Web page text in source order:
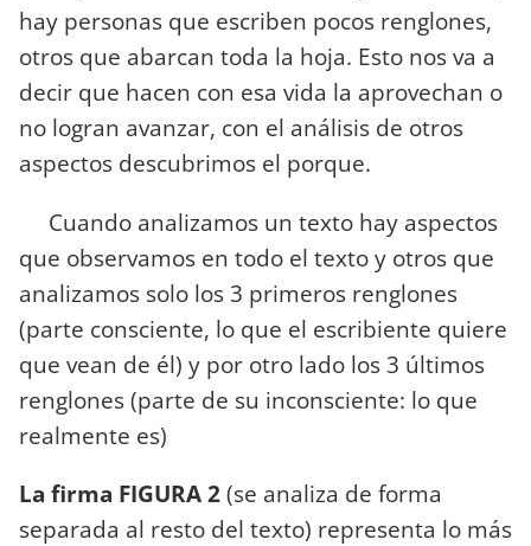
hay personas que escriben pocos renglones,
otros que abarcan toda la hoja. Esto nos va a
decir que hacen con esa vida la aprovechan o
no logran avanzar, con el análisis de otros
aspectos descubrimos el porque.
Cuando analizamos un texto hay aspectos
que observamos en todo el texto y otros que
analizamos solo los 3 primeros renglones
(parte consciente, lo que el escribiente quiere
que vean de él) y por otro lado los 3 últimos
renglones (parte de su inconsciente: lo que
realmente es)
La firma FIGURA 2(se analiza de forma
separada al resto del texto) representa lo más